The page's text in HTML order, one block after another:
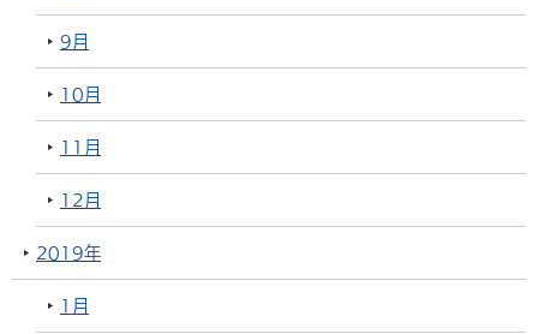
9月
10月
11月
12月
2019年
1月